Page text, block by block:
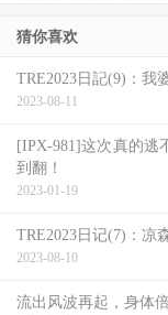
之前深田えいみ(
出来了〜
这是年初最大的新
ありな(桥本有菜)
猜你喜欢
TRE2023日記(9)：我
2023-08-11
[IPX-981]这次真的逃
到翻！
2023-01-19
TRE2023日记(7)：凉
2023-08-10
流出风波再起，身体